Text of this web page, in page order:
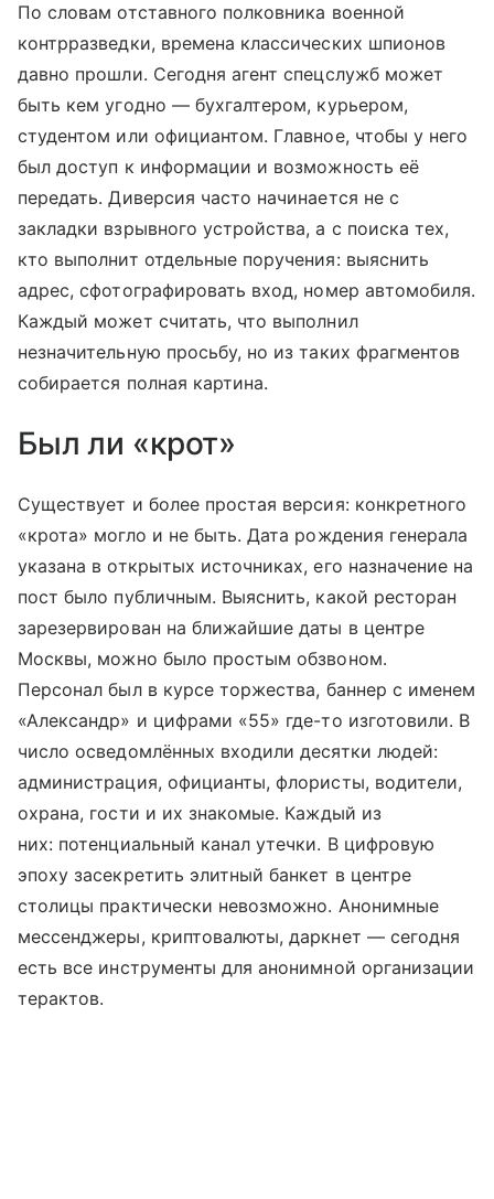
По словам отставного полковника военной
контрразведки, времена классических шпионов
давно прошли. Сегодня агент спецслужб может
быть кем угодно — бухгалтером, курьером,
студентом или официантом. Главное, чтобы у него
был доступ к информации и возможность её
передать. Диверсия часто начинается не с
закладки взрывного устройства, а с поиска тех,
кто выполнит отдельные поручения: выяснить
адрес, сфотографировать вход, номер автомобиля.
Каждый может считать, что выполнил
незначительную просьбу, но из таких фрагментов
собирается полная картина.
Был ли «крот»
Существует и более простая версия: конкретного
«крота» могло и не быть. Дата рождения генерала
указана в открытых источниках, его назначение на
пост было публичным. Выяснить, какой ресторан
зарезервирован на ближайшие даты в центре
Москвы, можно было простым обзвоном.
Персонал был в курсе торжества, баннер с именем
«Александр» и цифрами «55» где-то изготовили. В
число осведомлённых входили десятки людей:
администрация, официанты, флористы, водители,
охрана, гости и их знакомые. Каждый из
них: потенциальный канал утечки. В цифровую
эпоху засекретить элитный банкет в центре
столицы практически невозможно. Анонимные
мессенджеры, криптовалюты, даркнет — сегодня
есть все инструменты для анонимной организации
терактов.